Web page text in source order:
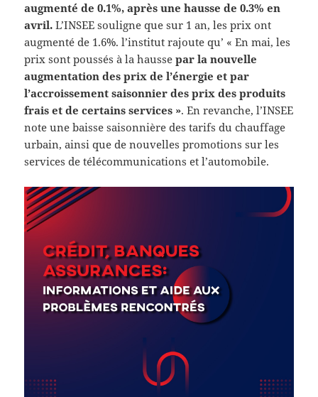
augmenté de 0.1%, après une hausse de 0.3% en
avril. L’INSEE souligne que sur 1 an, les prix ont
augmenté de 1.6%. l’institut rajoute qu’ « En mai, les
prix sont poussés à la haussepar la nouvelle
augmentation des prix de l’énergie et par
l’accroissement saisonnier des prix des produits
frais et de certains services ». En revanche, l’INSEE
note une baisse saisonnière des tarifs du chauffage
urbain, ainsi que de nouvelles promotions sur les
services de télécommunications et l’automobile.